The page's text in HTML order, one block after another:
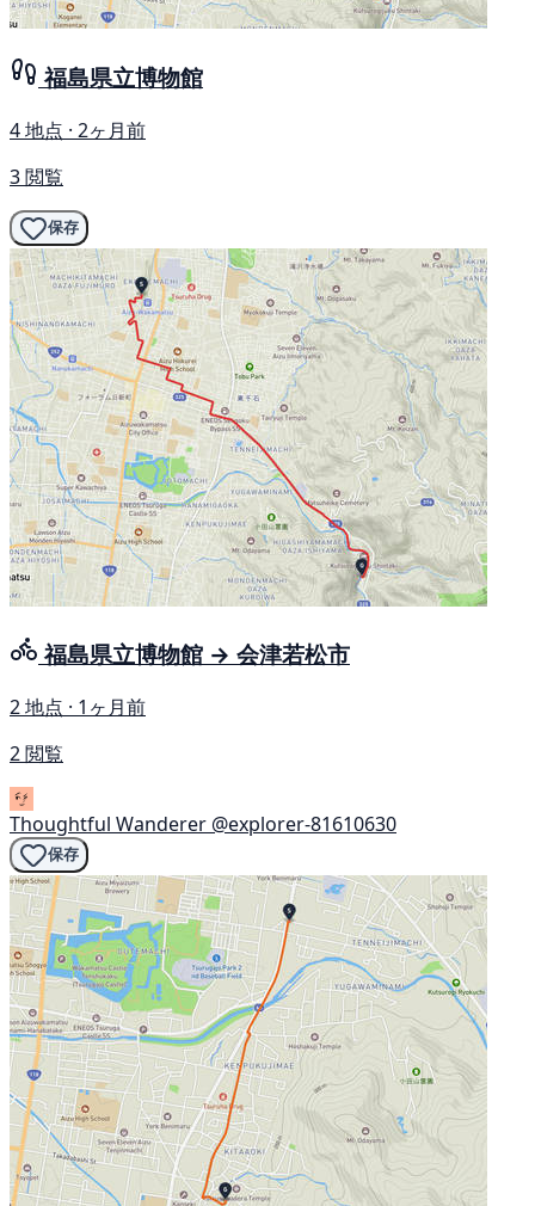
福島県立博物館
4 地点 · 2ヶ月前
3 閲覧
保存
福島県立博物館 → 会津若松市
2 地点 · 1ヶ月前
2 閲覧
Thoughtful Wanderer @explorer-81610630
保存